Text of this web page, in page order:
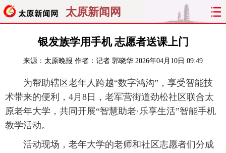
太原新闻网
聚焦 太原
经济 关注 文明 出行
纵横 曝光 综合 专题
旅游 理财 政务 教育
看天下 晋月读 最太原 网罗民生
银发族学用手机 志愿者送课上门
来源： 太原晚报 作者：记者 郭晓华 2026年04月10日 09:49
为帮助辖区老年人跨越“数字鸿沟”，享受智能技
术带来的便利，4月8日，老军营街道劲松社区联合太
原老年大学，共同开展“智慧助老·乐享生活”智能手机
教学活动。
活动现场，老年大学的老师和社区志愿者们分成